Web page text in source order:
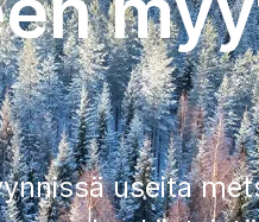
useita